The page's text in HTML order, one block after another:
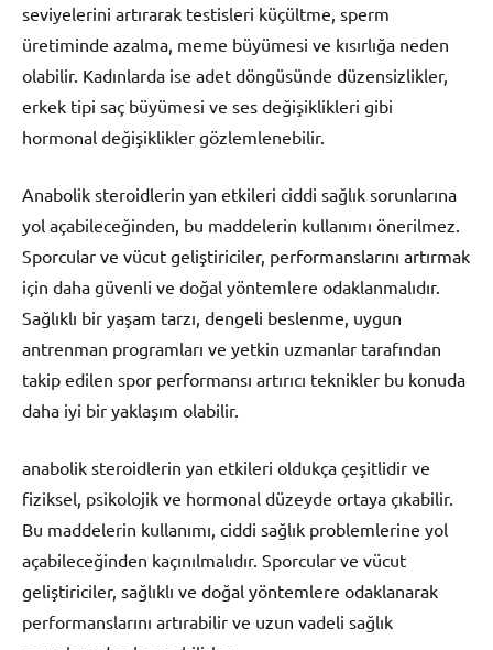
seviyelerini artırarak testisleri küçültme, sperm
üretiminde azalma, meme büyümesi ve kısırlığa neden
olabilir. Kadınlarda ise adet döngüsünde düzensizlikler,
erkek tipi saç büyümesi ve ses değişiklikleri gibi
hormonal değişiklikler gözlemlenebilir.
Anabolik steroidlerin yan etkileri ciddi sağlık sorunlarına
yol açabileceğinden, bu maddelerin kullanımı önerilmez.
Sporcular ve vücut geliştiriciler, performanslarını artırmak
için daha güvenli ve doğal yöntemlere odaklanmalıdır.
Sağlıklı bir yaşam tarzı, dengeli beslenme, uygun
antrenman programları ve yetkin uzmanlar tarafından
takip edilen spor performansı artırıcı teknikler bu konuda
daha iyi bir yaklaşım olabilir.
anabolik steroidlerin yan etkileri oldukça çeşitlidir ve
fiziksel, psikolojik ve hormonal düzeyde ortaya çıkabilir.
Bu maddelerin kullanımı, ciddi sağlık problemlerine yol
açabileceğinden kaçınılmalıdır. Sporcular ve vücut
geliştiriciler, sağlıklı ve doğal yöntemlere odaklanarak
performanslarını artırabilir ve uzun vadeli sağlık